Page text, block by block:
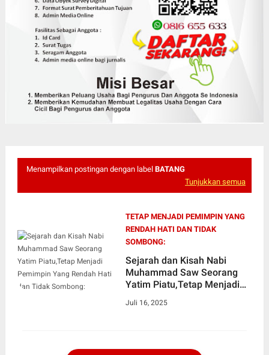
Menampilkan postingan dengan label BATANG
Tunjukkan semua
TETAP MENJADI PEMIMPIN YANG
RENDAH HATI DAN TIDAK
SOMBONG:
Sejarah dan Kisah Nabi
Muhammad Saw Seorang
Yatim Piatu,Tetap Menjadi
dan Tidak Sombong:
Juli 16, 2025